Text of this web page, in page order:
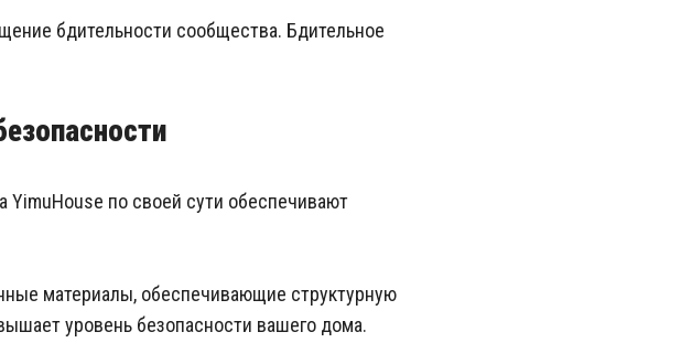
бдительности сообщества. Бдительное
YimuHouse по своей сути обеспечивают
материалы, обеспечивающие структурную
уровень безопасности вашего дома.